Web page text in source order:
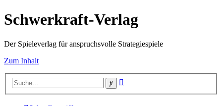
Schwerkraft-Verlag
Der Spieleverlag für anspruchsvolle Strategiespiele
Zum Inhalt
Suche